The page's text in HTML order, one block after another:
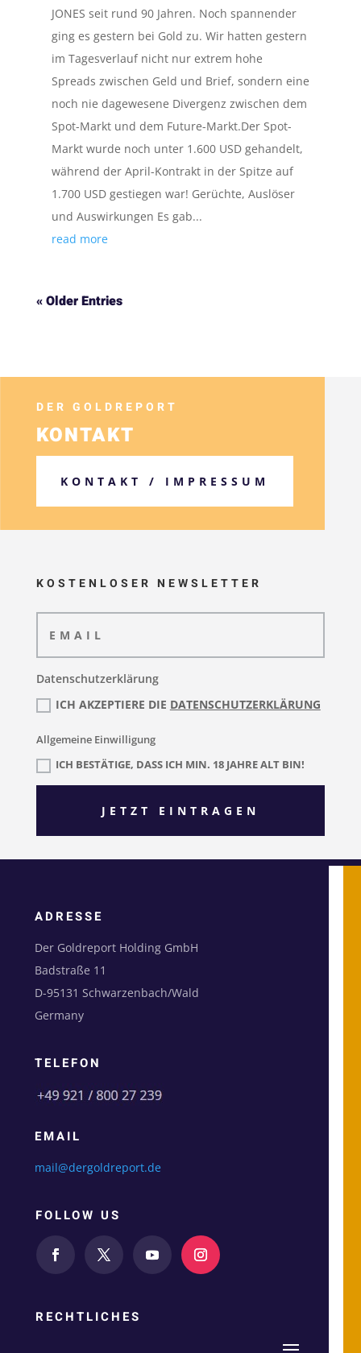
JONES seit rund 90 Jahren. Noch spannender
ging es gestern bei Gold zu. Wir hatten gestern
im Tagesverlauf nicht nur extrem hohe
Spreads zwischen Geld und Brief, sondern eine
noch nie dagewesene Divergenz zwischen dem
Spot-Markt und dem Future-Markt.Der Spot-
Markt wurde noch unter 1.600 USD gehandelt,
während der April-Kontrakt in der Spitze auf
1.700 USD gestiegen war! Gerüchte, Auslöser
und Auswirkungen Es gab...
read more
« Older Entries
DER GOLDREPORT
KONTAKT
KONTAKT / IMPRESSUM
KOSTENLOSER NEWSLETTER
Datenschutzerklärung
ICH AKZEPTIERE DIE DATENSCHUTZERKLÄRUNG
Allgemeine Einwilligung
ICH BESTÄTIGE, DASS ICH MIN. 18 JAHRE ALT BIN!
JETZT EINTRAGEN
ADRESSE
Der Goldreport Holding GmbH
Badstraße 11
D-95131 Schwarzenbach/Wald
Germany
TELEFON
EMAIL
mail@dergoldreport.de
FOLLOW US
RECHTLICHES